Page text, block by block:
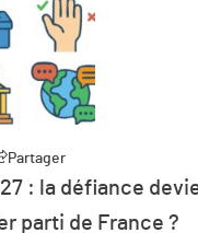
Partager
à crédit sur
de la planète